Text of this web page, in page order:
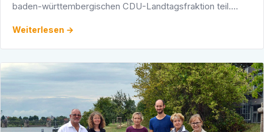
baden-württembergischen CDU-Landtagsfraktion teil.
Wolf MdL, …
Weiterlesen →